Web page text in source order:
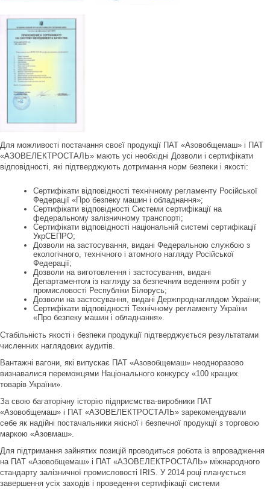
Для можливості постачання своєї продукції ПАТ «Азовобщемаш» і ПАТ
«АЗОВЕЛЕКТРОСТАЛЬ» мають усі необхідні Дозволи і сертифікати
відповідності, які підтверджують дотримання норм безпеки і якості:
Сертифікати відповідності технічному регламенту Російської
Федерації «Про безпеку машин і обладнання»;
Сертифікати відповідності Системи сертифікації на
федеральному залізничному транспорті;
Сертифікати відповідності національній системі сертифікації
УкрСЕПРО;
Дозволи на застосування, видані Федеральною службою з
екологічного, технічного і атомного нагляду Російської
Федерації;
Дозволи на виготовлення і застосування, видані
Департаментом із нагляду за безпечним веденням робіт у
промисловості Республіки Білорусь;
Дозволи на застосування, видані Держпроднаглядом України;
Сертифікати відповідності Технічному регламенту України
«Про безпеку машин і обладнання».
Стабільність якості і безпеки продукції підтверджується результатами
численних наглядових аудитів.
Вантажні вагони, які випускає ПАТ «Азовобщемаш» неодноразово
визнавалися переможцями Національного конкурсу «100 кращих
товарів України».
За свою багаторічну історію підприємства-виробники ПАТ
«Азовобщемаш» і ПАТ «АЗОВЕЛЕКТРОСТАЛЬ» зарекомендували
себе як надійні постачальники якісної і безпечної продукції з торговою
маркою «Азовмаш».
Для підтримання зайнятих позицій проводиться робота із впровадження
на ПАТ «Азовобщемаш» і ПАТ «АЗОВЕЛЕКТРОСТАЛЬ» міжнародного
стандарту залізничної промисловості IRIS. У 2014 році планується
завершення усіх заходів і проведення сертифікації системи